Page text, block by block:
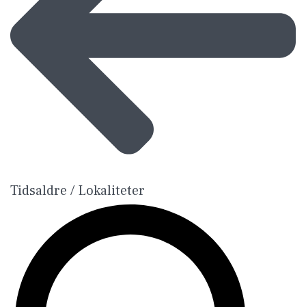
Tidsaldre / Lokaliteter